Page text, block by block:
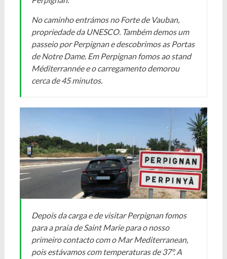
No caminho entrámos no Forte de Vauban,
propriedade da UNESCO. Também demos um
passeio por Perpignan e descobrimos as Portas
de Notre Dame. Em Perpignan fomos ao stand
Méditerrannée e o carregamento demorou
cerca de 45 minutos.
Depois da carga e de visitar Perpignan fomos
para a praia de Saint Marie para o nosso
primeiro contacto com o Mar Mediterranean,
pois estávamos com temperaturas de 37°. A